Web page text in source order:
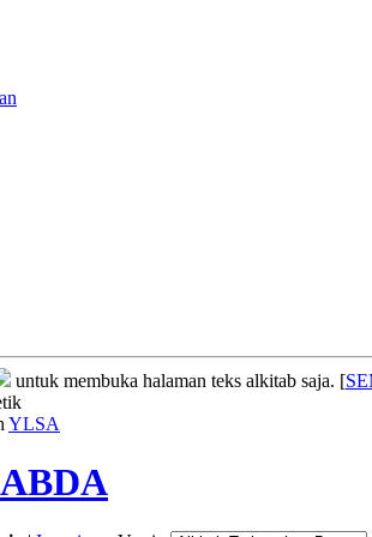
untuk membuka halaman teks alkitab saja. [
YLSA